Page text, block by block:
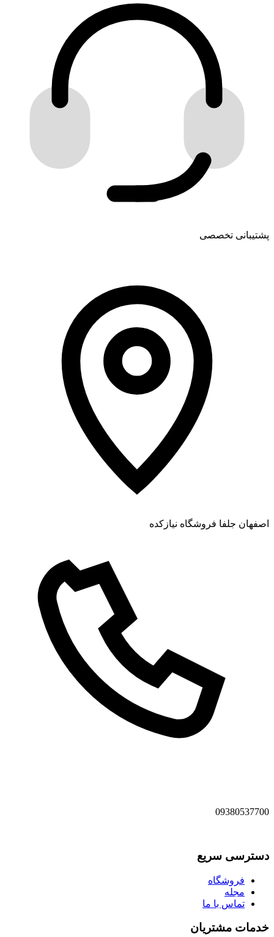
پشتیبانی تخصصی
اصفهان جلفا فروشگاه نیازکده
09380537700
دسترسی سریع
فروشگاه
مجله
تماس با ما
خدمات مشتریان